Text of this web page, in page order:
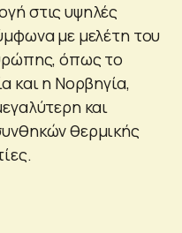
στις υψηλές
με μελέτη του
όπως το
και η Νορβηγία,
και
θερμικής